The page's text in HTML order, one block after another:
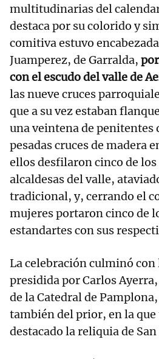
multitudinarias del
destaca por su colorido y
comitiva estuvo
Juamperez, de Garralda,
con el escudo del valle de
las nueve cruces
que a su vez estaban
una veintena de penitentes
pesadas cruces de madera
ellos desfilaron cinco de los
alcaldesas del valle,
tradicional, y, cerrando el
mujeres portaron cinco de
estandartes con sus
La celebración culminó con
presidida por Carlos
de la Catedral de
también del prior, en la que
destacado la reliquia de